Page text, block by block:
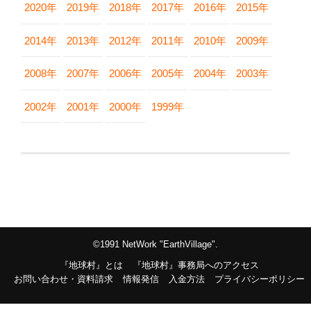
2020年 2019年 2018年 2017年 2016年 2015年
2014年 2013年 2012年 2011年 2010年 2009年
2008年 2007年 2006年 2005年 2004年 2003年
2002年 2001年 2000年 1999年
©1991 NetWork "EarthVillage".
『地球村』とは
『地球村』事務局へのアクセス
お問い合わせ・資料請求
情報発信 入金方法 プライバシーポリシー